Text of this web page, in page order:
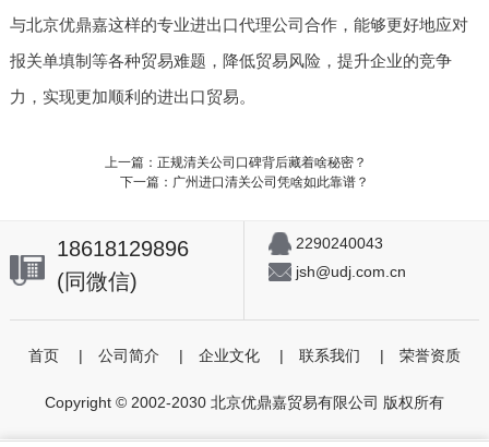
与北京优鼎嘉这样的专业进出口代理公司合作，能够更好地应对
报关单填制等各种贸易难题，降低贸易风险，提升企业的竞争
力，实现更加顺利的进出口贸易。
上一篇：正规清关公司口碑背后藏着啥秘密？
下一篇：广州进口清关公司凭啥如此靠谱？
18618129896
(同微信)
2290240043
jsh@udj.com.cn
首页 | 公司简介 | 企业文化 | 联系我们 | 荣誉资质
Copyright © 2002-2030 北京优鼎嘉贸易有限公司 版权所有